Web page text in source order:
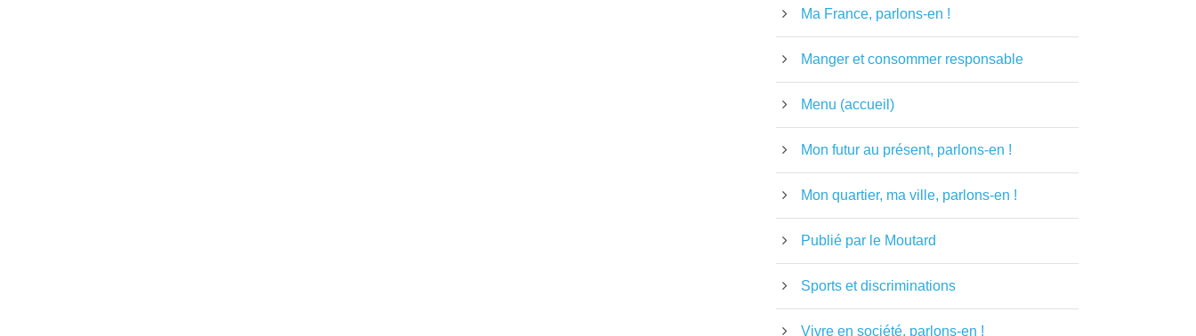
Ma France, parlons-en !
Manger et consommer responsable
Menu (accueil)
Mon futur au présent, parlons-en !
Mon quartier, ma ville, parlons-en !
Publié par le Moutard
Sports et discriminations
Vivre en société, parlons-en !